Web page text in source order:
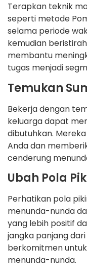
Terapkan teknik
seperti metode
selama periode
kemudian
membantu
tugas menjadi
Temukan
Bekerja dengan
keluarga dapat
dibutuhkan.
Anda dan
cenderung
Ubah Pola
Perhatikan pola
menunda-nunda
yang lebih positif
jangka panjang
berkomitmen
menunda-nunda.